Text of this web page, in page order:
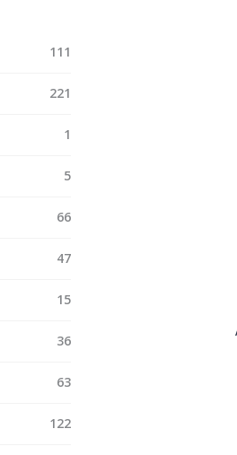
111
221
1
5
66
47
15
36
63
122